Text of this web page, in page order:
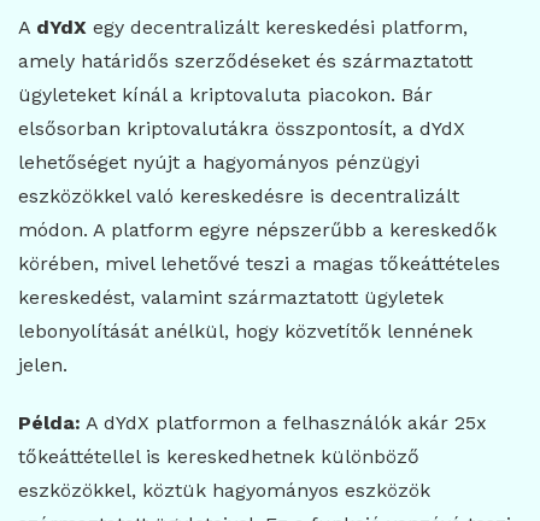
A dYdX egy decentralizált kereskedési platform,
amely határidős szerződéseket és származtatott
ügyleteket kínál a kriptovaluta piacokon. Bár
elsősorban kriptovalutákra összpontosít, a dYdX
lehetőséget nyújt a hagyományos pénzügyi
eszközökkel való kereskedésre is decentralizált
módon. A platform egyre népszerűbb a kereskedők
körében, mivel lehetővé teszi a magas tőkeáttételes
kereskedést, valamint származtatott ügyletek
lebonyolítását anélkül, hogy közvetítők lennének
jelen.
Példa: A dYdX platformon a felhasználók akár 25x
tőkeáttétellel is kereskedhetnek különböző
eszközökkel, köztük hagyományos eszközök